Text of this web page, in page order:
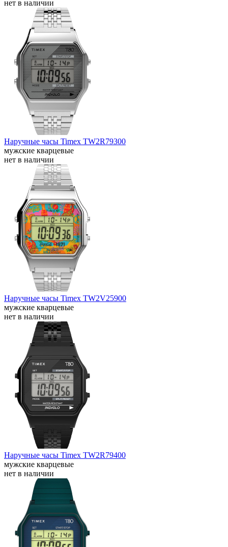
нет в наличии
Наручные часы Timex TW2R79300
мужские кварцевые
нет в наличии
Наручные часы Timex TW2V25900
мужские кварцевые
нет в наличии
Наручные часы Timex TW2R79400
мужские кварцевые
нет в наличии